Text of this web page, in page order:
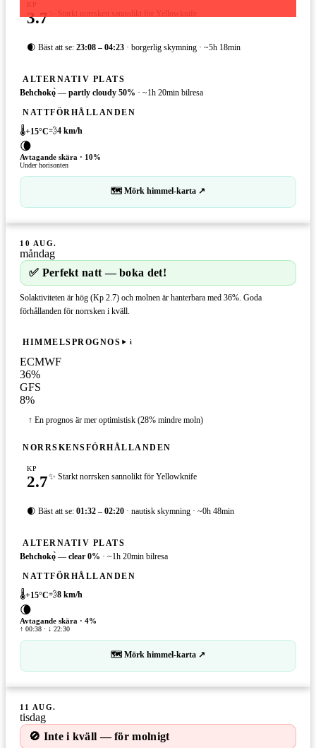
KP
3.7 ✨ Starkt norrsken sannolikt för Yellowknife
🌒 Bäst att se: 23:08 – 04:23 · borgerlig skymning · ~5h 18min
ALTERNATIV PLATS
Behchokǫ̀ — partly cloudy 50% · ~1h 20min bilresa
NATTFÖRHÅLLANDEN
🌡️+15°C💨4 km/h
🌘
Avtagande skära · 10%
Under horisonten
🗺 Mörk himmel-karta ↗
10 AUG.
måndag
✅ Perfekt natt — boka det!
Solaktiviteten är hög (Kp 2.7) och molnen är hanterbara med 36%. Goda
förhållanden för norrsken i kväll.
HIMMELSPROGNOS i
ECMWF
36%
GFS
8%
↑ En prognos är mer optimistisk (28% mindre moln)
NORRSKENSFÖRHÅLLANDEN
KP
2.7✨ Starkt norrsken sannolikt för Yellowknife
🌒 Bäst att se: 01:32 – 02:20 · nautisk skymning · ~0h 48min
ALTERNATIV PLATS
Behchokǫ̀ — clear 0% · ~1h 20min bilresa
NATTFÖRHÅLLANDEN
🌡️+15°C💨8 km/h
🌘
Avtagande skära · 4%
↑ 00:38 · ↓ 22:30
🗺 Mörk himmel-karta ↗
11 AUG.
tisdag
🚫 Inte i kväll — för molnigt